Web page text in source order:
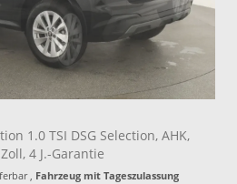
1.0 TSI DSG Selection, AHK,
4 J.-Garantie
, Fahrzeug mit Tageszulassung